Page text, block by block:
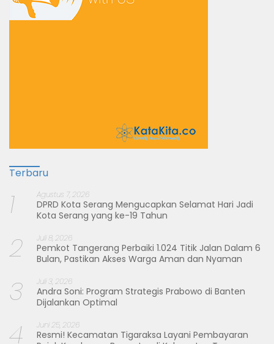
Terbaru
1 Agustus 7, 2026
DPRD Kota Serang Mengucapkan Selamat Hari Jadi
Kota Serang yang ke-19 Tahun
2 Juli 8, 2026
Pemkot Tangerang Perbaiki 1.024 Titik Jalan Dalam 6
Bulan, Pastikan Akses Warga Aman dan Nyaman
3 Juli 3, 2026
Andra Soni: Program Strategis Prabowo di Banten
Dijalankan Optimal
4 Juni 25, 2026
Resmi! Kecamatan Tigaraksa Layani Pembayaran